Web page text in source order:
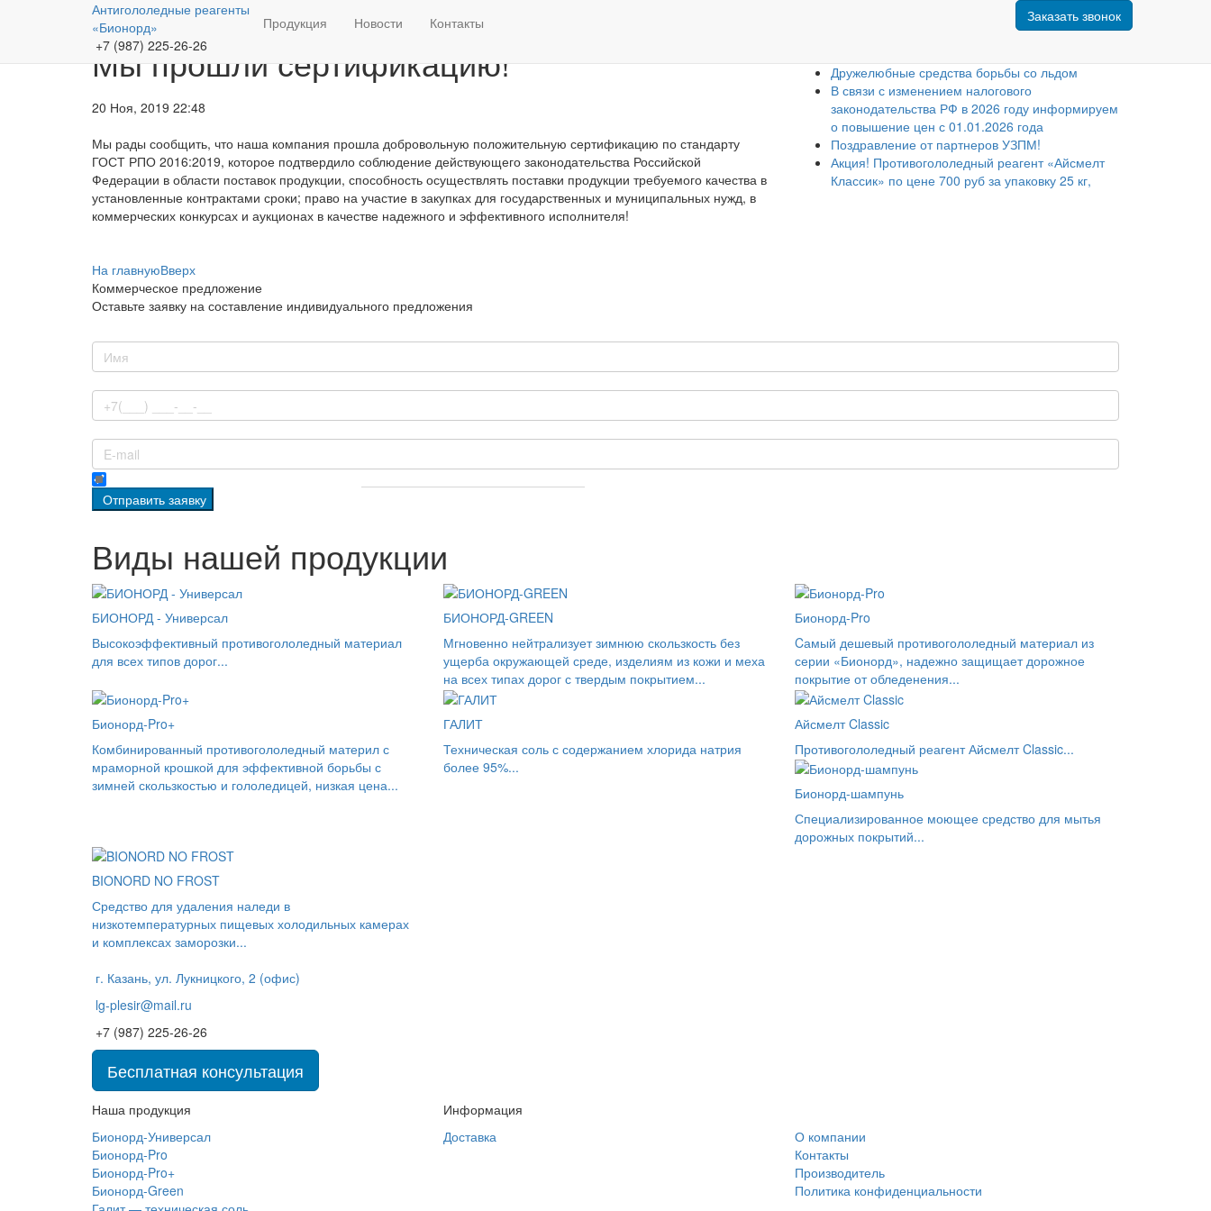
г. Казань, ул. Лукницкого, 2
Антигололедные реагенты
«Бионорд»
+7 (987) 225-26-26
Продукция Новости Контакты Заказать звонок
Мы прошли сертификацию!
20 Ноя, 2019 22:48
Мы рады сообщить, что наша компания прошла добровольную положительную сертификацию по стандарту
ГОСТ РПО 2016:2019, которое подтвердило соблюдение действующего законодательства Российской
Федерации в области поставок продукции, способность осуществлять поставки продукции требуемого качества в
установленные контрактами сроки; право на участие в закупках для государственных и муниципальных нужд, в
коммерческих конкурсах и аукционах в качестве надежного и эффективного исполнителя!
На главнуюВверх
Дружелюбные средства борьбы со льдом
В связи с изменением налогового
законодательства РФ в 2026 году информируем
о повышение цен с 01.01.2026 года
Поздравление от партнеров УЗПМ!
Акция! Противогололедный реагент «Айсмелт
Классик» по цене 700 руб за упаковку 25 кг,
Коммерческое предложение
Оставьте заявку на составление индивидуального предложения
Отправить заявку
Виды нашей продукции
БИОНОРД - Универсал
Высокоэффективный противогололедный материал
для всех типов дорог...
БИОНОРД-GREEN
Мгновенно нейтрализует зимнюю скользкость без
ущерба окружающей среде, изделиям из кожи и меха
на всех типах дорог с твердым покрытием...
Бионорд-Pro
Cамый дешевый противогололедный материал из
серии «Бионорд», надежно защищает дорожное
покрытие от обледенения...
Бионорд-Pro+
Комбинированный противогололедный материл с
мраморной крошкой для эффективной борьбы с
зимней скользкостью и гололедицей, низкая цена...
ГАЛИТ
Техническая соль с содержанием хлорида натрия
более 95%...
Айсмелт Classic
Противогололедный реагент Айсмелт Classic...
Бионорд-шампунь
Специализированное моющее средство для мытья
дорожных покрытий...
BIONORD NO FROST
Средство для удаления наледи в
низкотемпературных пищевых холодильных камерах
и комплексах заморозки...
г. Казань, ул. Лукницкого, 2 (офис)
lg-plesir@mail.ru
+7 (987) 225-26-26
Бесплатная консультация
Наша продукция
Бионорд-Универсал
Бионорд-Pro
Бионорд-Pro+
Бионорд-Green
Информация
Доставка
О компании
Контакты
Производитель
Политика конфиденциальности